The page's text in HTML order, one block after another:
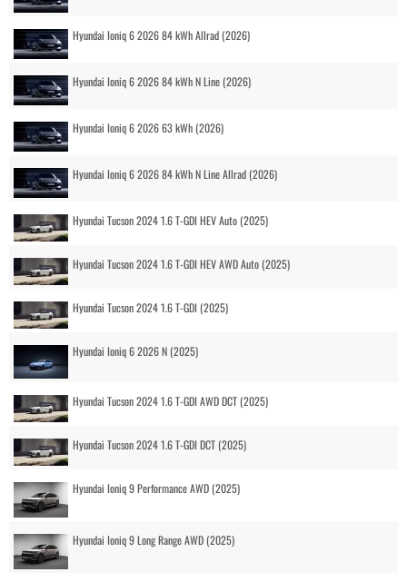
Hyundai Ioniq 6 2026 84 kWh Allrad (2026)
Hyundai Ioniq 6 2026 84 kWh N Line (2026)
Hyundai Ioniq 6 2026 63 kWh (2026)
Hyundai Ioniq 6 2026 84 kWh N Line Allrad (2026)
Hyundai Tucson 2024 1.6 T-GDI HEV Auto (2025)
Hyundai Tucson 2024 1.6 T-GDI HEV AWD Auto (2025)
Hyundai Tucson 2024 1.6 T-GDI (2025)
Hyundai Ioniq 6 2026 N (2025)
Hyundai Tucson 2024 1.6 T-GDI AWD DCT (2025)
Hyundai Tucson 2024 1.6 T-GDI DCT (2025)
Hyundai Ioniq 9 Performance AWD (2025)
Hyundai Ioniq 9 Long Range AWD (2025)